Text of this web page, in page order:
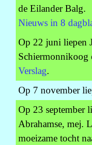
de Eilander Balg.
Nieuws in 8
Op 22 juni liepen
Schiermonnikoog
Verslag.
Op 7 november
Op 23 september
Abrahamse, mej.
moeizame tocht